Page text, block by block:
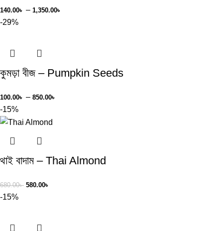
140.00৳ – 1,350.00৳
-29%
কুমড়া বীজ – Pumpkin Seeds
100.00৳ – 850.00৳
-15%
থাই বাদাম – Thai Almond
680.00৳ 580.00৳
-15%